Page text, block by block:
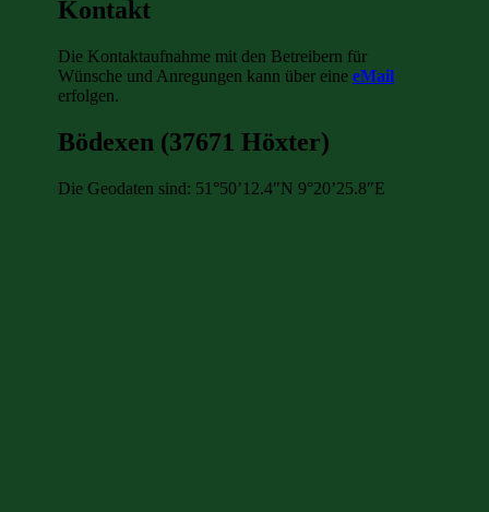
Kontakt
Die Kontaktaufnahme mit den Betreibern für
Wünsche und Anregungen kann über eine eMail
erfolgen.
Bödexen (37671 Höxter)
Die Geodaten sind: 51°50’12.4″N 9°20’25.8″E